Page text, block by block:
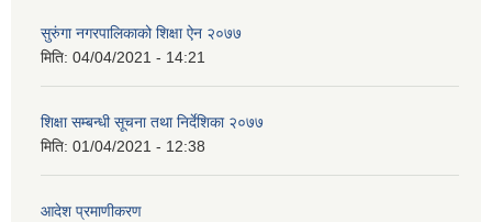
सुरुंगा नगरपालिकाको शिक्षा ऐन २०७७
मिति: 04/04/2021 - 14:21
शिक्षा सम्बन्धी सूचना तथा निर्देशिका २०७७
मिति: 01/04/2021 - 12:38
आदेश प्रमाणीकरण